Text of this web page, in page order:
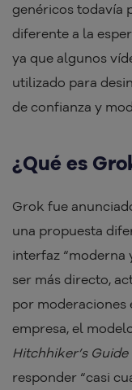
genéricos todavía
diferente a la
ya que algunos
utilizado para
de confianza y
¿Qué es
Grok fue
una propuesta
interfaz “moderna
ser más directo,
por moderaciones
empresa, el
Hitchhiker’s
responder “casi